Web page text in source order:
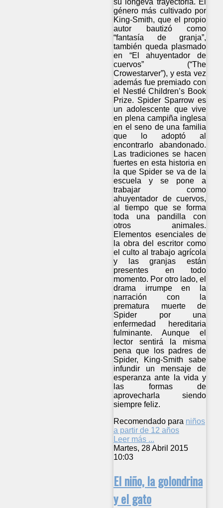
género más cultivado por
King-Smith, que el propio
autor bautizó como
“fantasía de granja”,
también queda plasmado
en “El ahuyentador de
cuervos” (“The
Crowestarver”), y esta vez
además fue premiado con
el Nestlé Children’s Book
Prize. Spider Sparrow es
un adolescente que vive
en plena campiña inglesa
en el seno de una familia
que lo adoptó al
encontrarlo abandonado.
Las tradiciones se hacen
fuertes en esta historia en
la que Spider se va de la
escuela y se pone a
trabajar como
ahuyentador de cuervos,
al tiempo que se forma
toda una pandilla con
otros animales.
Elementos esenciales de
la obra del escritor como
el culto al trabajo agrícola
y las granjas están
presentes en todo
momento. Por otro lado, el
drama irrumpe en la
narración con la
prematura muerte de
Spider por una
enfermedad hereditaria
fulminante. Aunque el
lector sentirá la misma
pena que los padres de
Spider, King-Smith sabe
infundir un mensaje de
esperanza ante la vida y
las formas de
aprovecharla siendo
siempre feliz.
Recomendado para niños
a partir de 12 años
Leer más ...
Martes, 28 Abril 2015
10:03
El niño, la golondrina
y el gato